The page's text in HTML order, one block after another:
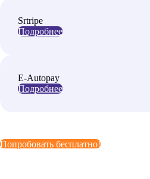
Srtripe
Подробнее
E-Autopay
Подробнее
Попробовать бесплатно!